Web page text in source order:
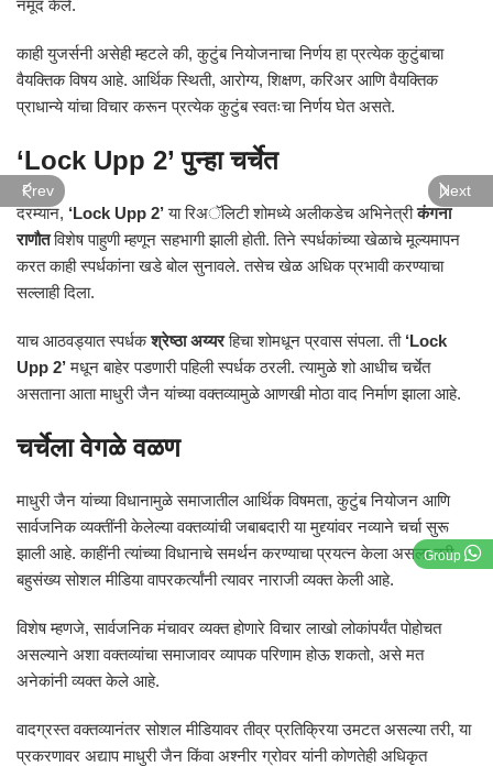
Group
नमूद केले.
काही युजर्सनी असेही म्हटले की, कुटुंब नियोजनाचा निर्णय हा प्रत्येक कुटुंबाचा
वैयक्तिक विषय आहे. आर्थिक स्थिती, आरोग्य, शिक्षण, करिअर आणि वैयक्तिक
प्राधान्ये यांचा विचार करून प्रत्येक कुटुंब स्वतःचा निर्णय घेत असते.
‘Lock Upp 2’ पुन्हा चर्चेत
दरम्यान, ‘Lock Upp 2’या रिअॅलिटी शोमध्ये अलीकडेच अभिनेत्रीकंगना
राणौतविशेष पाहुणी म्हणून सहभागी झाली होती. तिने स्पर्धकांच्या खेळाचे मूल्यमापन
करत काही स्पर्धकांना खडे बोल सुनावले. तसेच खेळ अधिक प्रभावी करण्याचा
सल्लाही दिला.
याच आठवड्यात स्पर्धकश्रेष्ठा अय्यरहिचा शोमधून प्रवास संपला. ती ‘Lock
Upp 2’मधून बाहेर पडणारी पहिली स्पर्धक ठरली. त्यामुळे शो आधीच चर्चेत
असताना आता माधुरी जैन यांच्या वक्तव्यामुळे आणखी मोठा वाद निर्माण झाला आहे.
चर्चेला वेगळे वळण
माधुरी जैन यांच्या विधानामुळे समाजातील आर्थिक विषमता, कुटुंब नियोजन आणि
सार्वजनिक व्यक्तींनी केलेल्या वक्तव्यांची जबाबदारी या मुद्द्यांवर नव्याने चर्चा सुरू
झाली आहे. काहींनी त्यांच्या विधानाचे समर्थन करण्याचा प्रयत्न केला असला तरी
बहुसंख्य सोशल मीडिया वापरकर्त्यांनी त्यावर नाराजी व्यक्त केली आहे.
विशेष म्हणजे, सार्वजनिक मंचावर व्यक्त होणारे विचार लाखो लोकांपर्यंत पोहोचत
असल्याने अशा वक्तव्यांचा समाजावर व्यापक परिणाम होऊ शकतो, असे मत
अनेकांनी व्यक्त केले आहे.
वादग्रस्त वक्तव्यानंतर सोशल मीडियावर तीव्र प्रतिक्रिया उमटत असल्या तरी, या
प्रकरणावर अद्याप माधुरी जैन किंवा अश्नीर ग्रोवर यांनी कोणतेही अधिकृत
Prev Next